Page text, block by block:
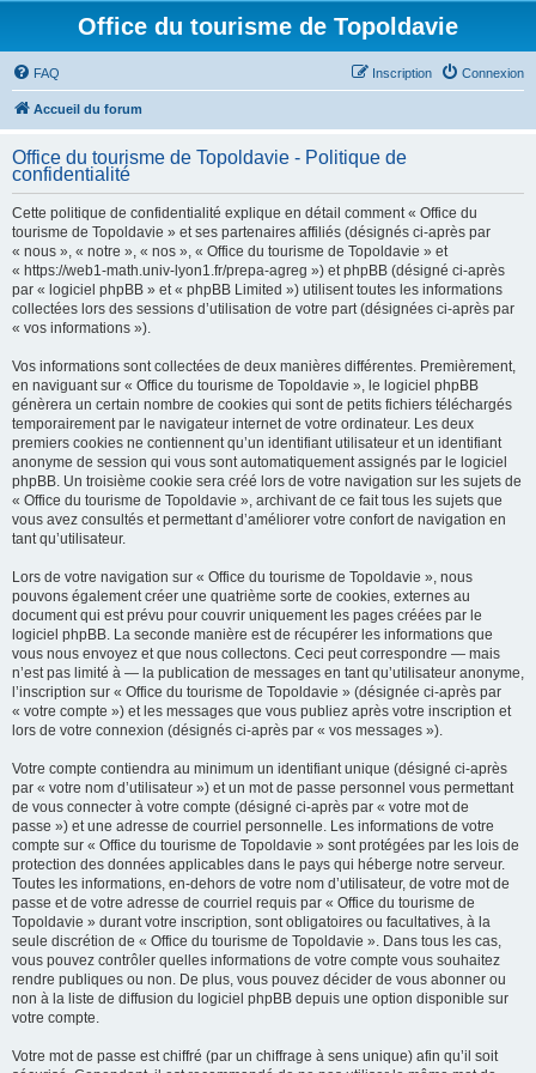
Office du tourisme de Topoldavie
FAQ Connexion
Inscription
Accueil du forum
Office du tourisme de Topoldavie - Politique de
confidentialité
Cette politique de confidentialité explique en détail comment « Office du
tourisme de Topoldavie » et ses partenaires affiliés (désignés ci-après par
« nous », « notre », « nos », « Office du tourisme de Topoldavie » et
« https://web1-math.univ-lyon1.fr/prepa-agreg ») et phpBB (désigné ci-après
par « logiciel phpBB » et « phpBB Limited ») utilisent toutes les informations
collectées lors des sessions d’utilisation de votre part (désignées ci-après par
« vos informations »).
Vos informations sont collectées de deux manières différentes. Premièrement,
en naviguant sur « Office du tourisme de Topoldavie », le logiciel phpBB
génèrera un certain nombre de cookies qui sont de petits fichiers téléchargés
temporairement par le navigateur internet de votre ordinateur. Les deux
premiers cookies ne contiennent qu’un identifiant utilisateur et un identifiant
anonyme de session qui vous sont automatiquement assignés par le logiciel
phpBB. Un troisième cookie sera créé lors de votre navigation sur les sujets de
« Office du tourisme de Topoldavie », archivant de ce fait tous les sujets que
vous avez consultés et permettant d’améliorer votre confort de navigation en
tant qu’utilisateur.
Lors de votre navigation sur « Office du tourisme de Topoldavie », nous
pouvons également créer une quatrième sorte de cookies, externes au
document qui est prévu pour couvrir uniquement les pages créées par le
logiciel phpBB. La seconde manière est de récupérer les informations que
vous nous envoyez et que nous collectons. Ceci peut correspondre — mais
n’est pas limité à — la publication de messages en tant qu’utilisateur anonyme,
l’inscription sur « Office du tourisme de Topoldavie » (désignée ci-après par
« votre compte ») et les messages que vous publiez après votre inscription et
lors de votre connexion (désignés ci-après par « vos messages »).
Votre compte contiendra au minimum un identifiant unique (désigné ci-après
par « votre nom d’utilisateur ») et un mot de passe personnel vous permettant
de vous connecter à votre compte (désigné ci-après par « votre mot de
passe ») et une adresse de courriel personnelle. Les informations de votre
compte sur « Office du tourisme de Topoldavie » sont protégées par les lois de
protection des données applicables dans le pays qui héberge notre serveur.
Toutes les informations, en-dehors de votre nom d’utilisateur, de votre mot de
passe et de votre adresse de courriel requis par « Office du tourisme de
Topoldavie » durant votre inscription, sont obligatoires ou facultatives, à la
seule discrétion de « Office du tourisme de Topoldavie ». Dans tous les cas,
vous pouvez contrôler quelles informations de votre compte vous souhaitez
rendre publiques ou non. De plus, vous pouvez décider de vous abonner ou
non à la liste de diffusion du logiciel phpBB depuis une option disponible sur
votre compte.
Votre mot de passe est chiffré (par un chiffrage à sens unique) afin qu’il soit